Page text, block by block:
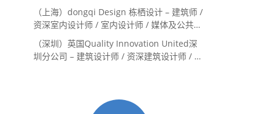
（上海）dongqi Design 栋栖设计 – 建筑师 /
资深室内设计师 / 室内设计师 / 媒体及公共关
系主管 / 设计实习生（常年招聘）
（深圳）英国Quality Innovation United深
圳分公司 – 建筑设计师 / 资深建筑设计师 / 室